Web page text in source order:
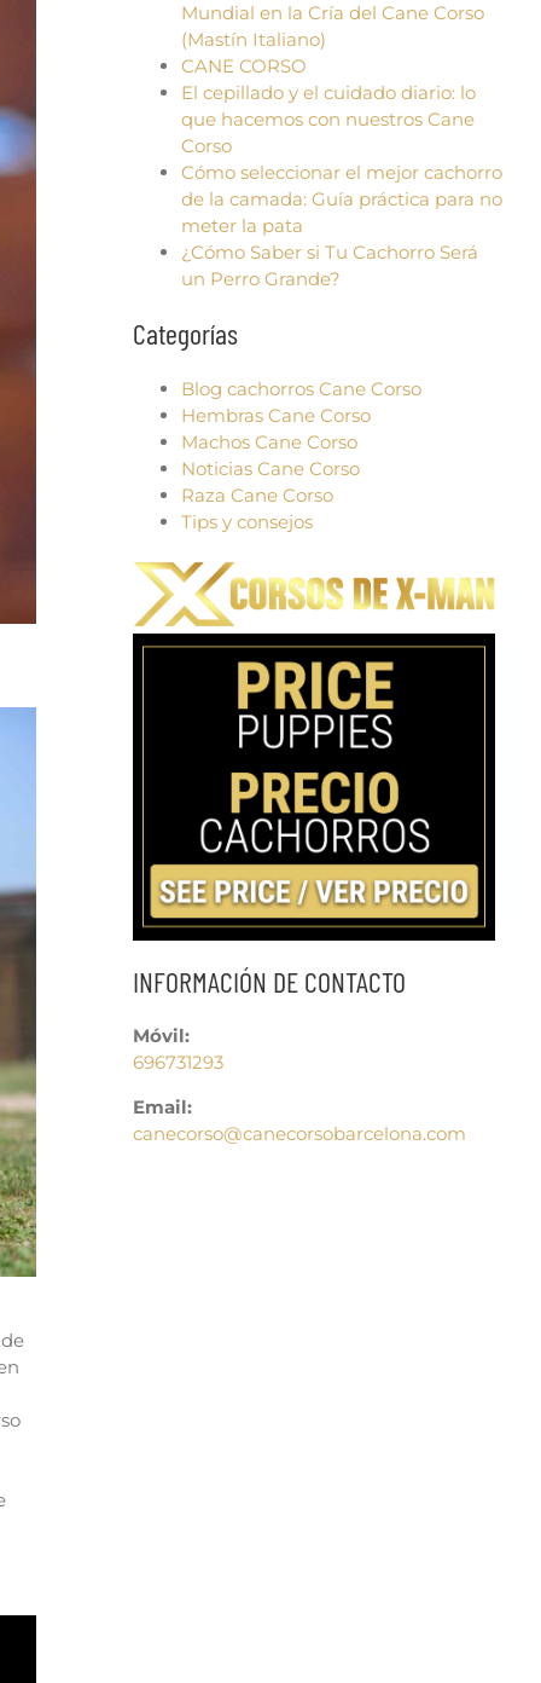
de
Mundial en la Cría del Cane Corso
(Mastín Italiano)
CANE CORSO
El cepillado y el cuidado diario: lo
que hacemos con nuestros Cane
Corso
Cómo seleccionar el mejor cachorro
de la camada: Guía práctica para no
meter la pata
¿Cómo Saber si Tu Cachorro Será
un Perro Grande?
Categorías
Blog cachorros Cane Corso
Hembras Cane Corso
Machos Cane Corso
Noticias Cane Corso
Raza Cane Corso
Tips y consejos
INFORMACIÓN DE CONTACTO
Móvil:
696731293
Email:
canecorso@canecorsobarcelona.com